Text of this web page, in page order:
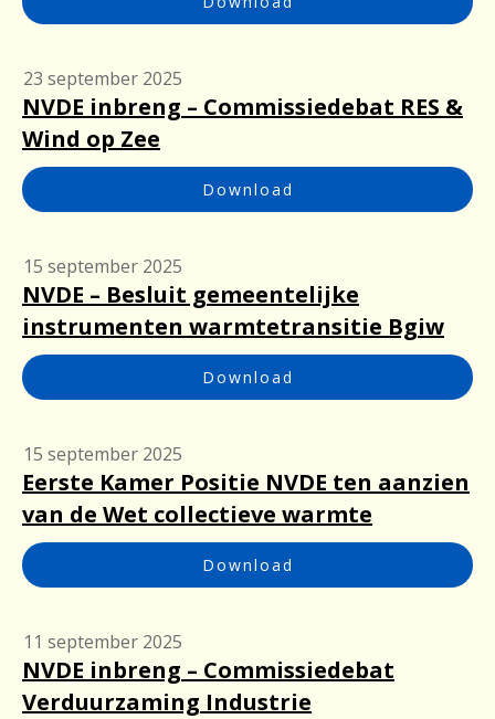
23 september 2025
NVDE inbreng – Commissiedebat RES &
Wind op Zee
Download
15 september 2025
NVDE – Besluit gemeentelijke
instrumenten warmtetransitie Bgiw
Download
15 september 2025
Eerste Kamer Positie NVDE ten aanzien
van de Wet collectieve warmte
Download
11 september 2025
NVDE inbreng – Commissiedebat
Verduurzaming Industrie